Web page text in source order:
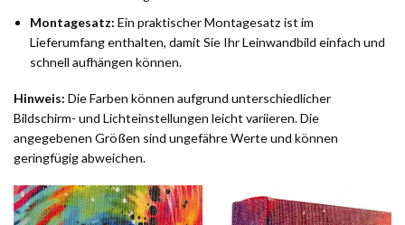
Montagesatz: Ein praktischer Montagesatz ist im
Lieferumfang enthalten, damit Sie Ihr Leinwandbild einfach und
schnell aufhängen können.
Hinweis: Die Farben können aufgrund unterschiedlicher
Bildschirm- und Lichteinstellungen leicht variieren. Die
angegebenen Größen sind ungefähre Werte und können
geringfügig abweichen.